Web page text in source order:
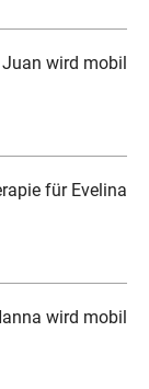
Juan wird mobil
für Evelina
wird mobil